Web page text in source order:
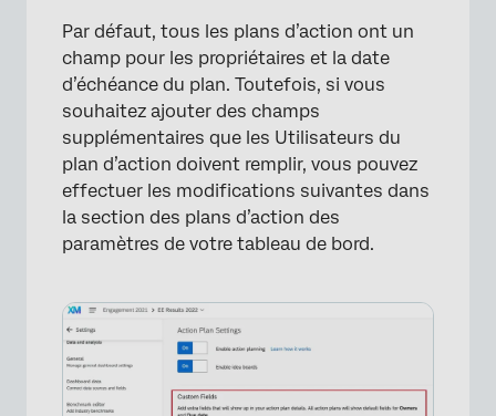
Par défaut, tous les plans d’action ont un
champ pour les propriétaires et la date
d’échéance du plan. Toutefois, si vous
souhaitez ajouter des champs
supplémentaires que les Utilisateurs du
plan d’action doivent remplir, vous pouvez
effectuer les modifications suivantes dans
la section des plans d’action des
paramètres de votre tableau de bord.